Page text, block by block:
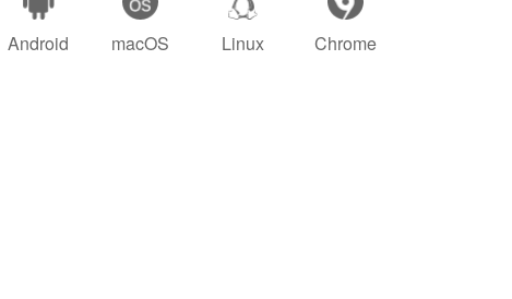
Android macOS Linux Chrome